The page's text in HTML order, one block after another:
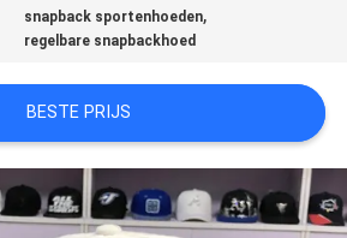
snapback sportenhoeden,
regelbare snapbackhoed
BESTE PRIJS